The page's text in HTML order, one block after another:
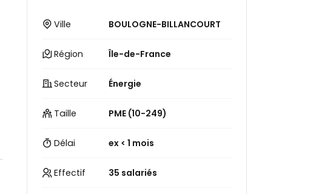
Ville BOULOGNE-BILLANCOURT
Région Île-de-France
Secteur Énergie
Taille PME (10-249)
Délai ex < 1 mois
Effectif 35 salariés